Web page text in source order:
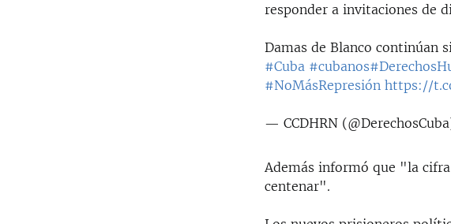
responder a invitaciones de
Damas de Blanco continúan
#Cuba #cubanos
#NoMásRepresión https://
— CCDHRN
Además informó que "la
centenar".